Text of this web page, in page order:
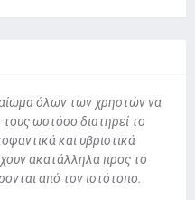
όλων των χρηστών να
ωστόσο διατηρεί το
και υβριστικά
ακατάλληλα προς το
από τον ιστότοπο.